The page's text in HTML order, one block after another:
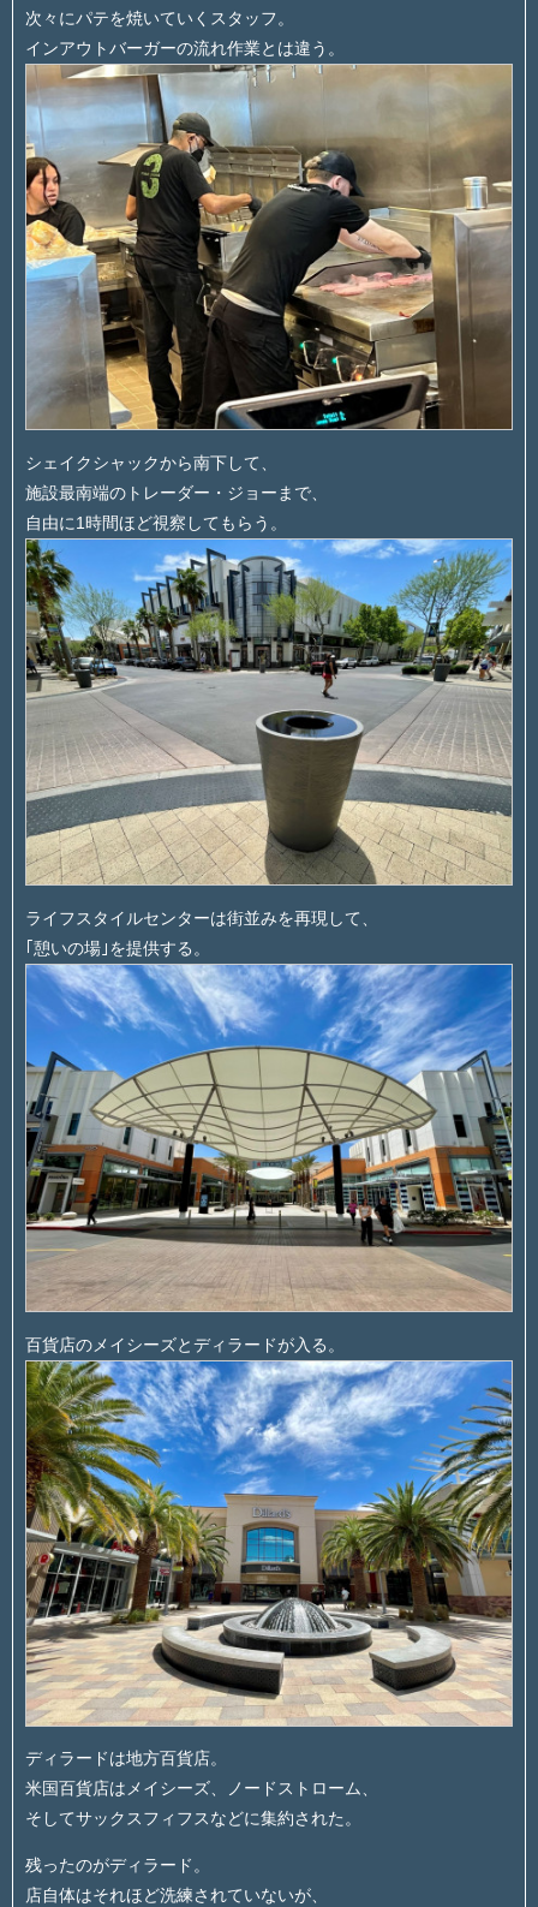
次々にパテを焼いていくスタッフ。
インアウトバーガーの流れ作業とは違う。
シェイクシャックから南下して、
施設最南端のトレーダー・ジョーまで、
自由に1時間ほど視察してもらう。
ライフスタイルセンターは街並みを再現して、
｢憩いの場｣を提供する。
百貨店のメイシーズとディラードが入る。
ディラードは地方百貨店。
米国百貨店はメイシーズ、ノードストローム、
そしてサックスフィフスなどに集約された。
残ったのがディラード。
店自体はそれほど洗練されていないが、